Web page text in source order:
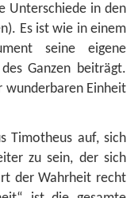
Unterschiede in den
Es ist wie in einem
seine eigene
Ganzen beiträgt.
wunderbaren Einheit
Timotheus auf, sich
zu sein, der sich
der Wahrheit recht